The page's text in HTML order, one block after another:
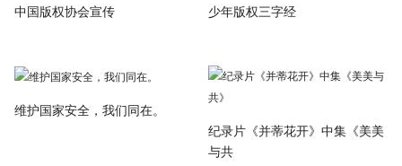
中国版权协会宣传 少年版权三字经
维护国家安全，我们同在。
纪录片《并蒂花开》中集《美美
与共